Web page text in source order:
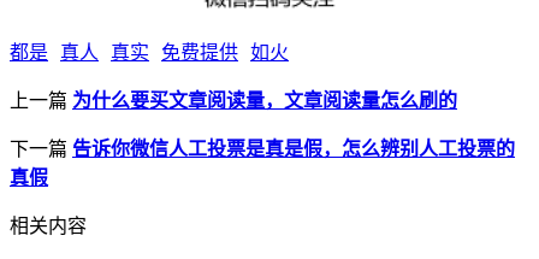
都是 真人 真实 免费提供 如火
上一篇 为什么要买文章阅读量，文章阅读量怎么刷的
下一篇 告诉你微信人工投票是真是假，怎么辨别人工投票的
真假
相关内容